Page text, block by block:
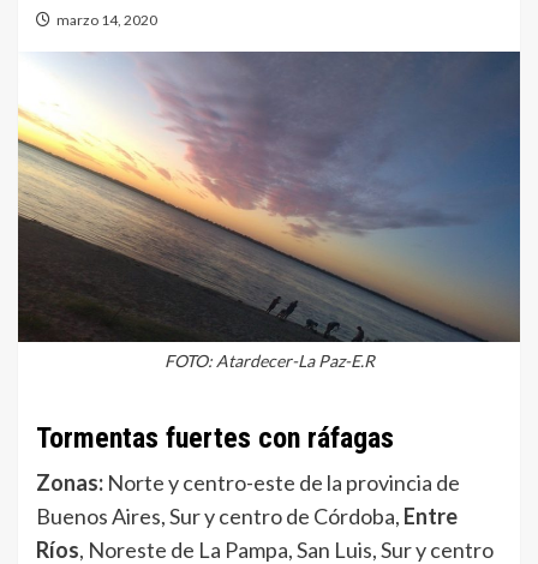
marzo 14, 2020
FOTO: Atardecer-La Paz-E.R
Tormentas fuertes con ráfagas
Zonas: Norte y centro-este de la provincia de
Buenos Aires, Sur y centro de Córdoba, Entre
Ríos, Noreste de La Pampa, San Luis, Sur y centro